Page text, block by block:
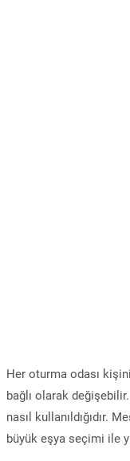
Her oturma odası
bağlı olarak
nasıl kullanıldığıdır.
büyük eşya seçimi ile